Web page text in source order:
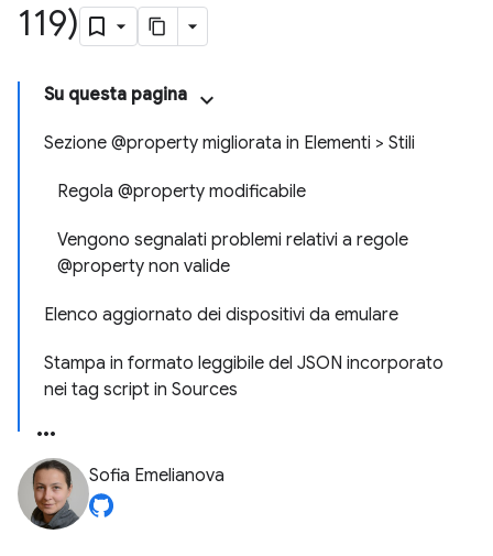
119)
Su questa pagina
Sezione @property migliorata in Elementi > Stili
Regola @property modificabile
Vengono segnalati problemi relativi a regole
@property non valide
Elenco aggiornato dei dispositivi da emulare
Stampa in formato leggibile del JSON incorporato
nei tag script in Sources
Sofia Emelianova